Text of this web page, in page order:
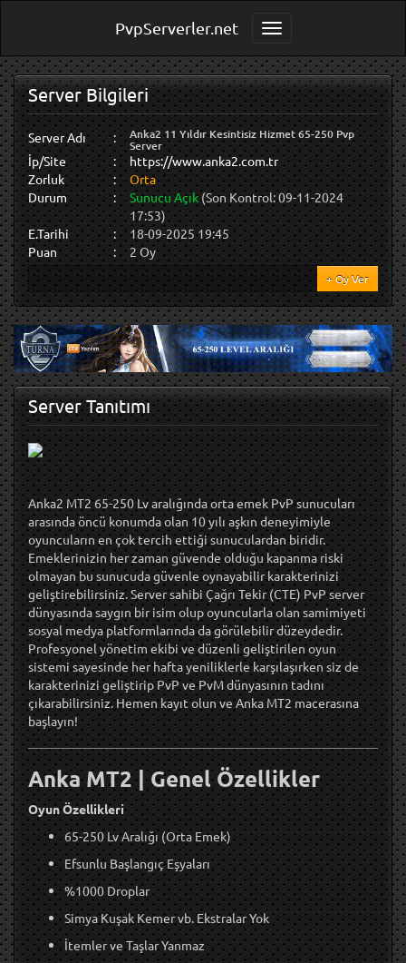
Toggle navigation
PvpServerler.net
Server Bilgileri
Server Adı : Anka2 11 Yıldır Kesintisiz Hizmet 65-250 Pvp
Server
İp/Site :
https://www.anka2.com.tr
Zorluk
:
Orta
Durum
: Sunucu Açık(Son Kontrol: 09-11-2024
17:53)
E.Tarihi
:
18-09-2025 19:45
Puan
: 2 Oy
+ Oy Ver
Server Tanıtımı
Anka2 MT2 65-250 Lv aralığında orta emek PvP sunucuları
arasında öncü konumda olan 10 yılı aşkın deneyimiyle
oyuncuların en çok tercih ettiği sunuculardan biridir.
Emeklerinizin her zaman güvende olduğu kapanma riski
olmayan bu sunucuda güvenle oynayabilir karakterinizi
geliştirebilirsiniz. Server sahibi Çağrı Tekir (CTE) PvP server
dünyasında saygın bir isim olup oyuncularla olan samimiyeti
sosyal medya platformlarında da görülebilir düzeydedir.
Profesyonel yönetim ekibi ve düzenli geliştirilen oyun
sistemi sayesinde her hafta yeniliklerle karşılaşırken siz de
karakterinizi geliştirip PvP ve PvM dünyasının tadını
çıkarabilirsiniz. Hemen kayıt olun ve Anka MT2 macerasına
başlayın!
Anka MT2 | Genel Özellikler
Oyun Özellikleri
65-250 Lv Aralığı (Orta Emek)
Efsunlu Başlangıç Eşyaları
%1000 Droplar
Simya Kuşak Kemer vb. Ekstralar Yok
İtemler ve Taşlar Yanmaz